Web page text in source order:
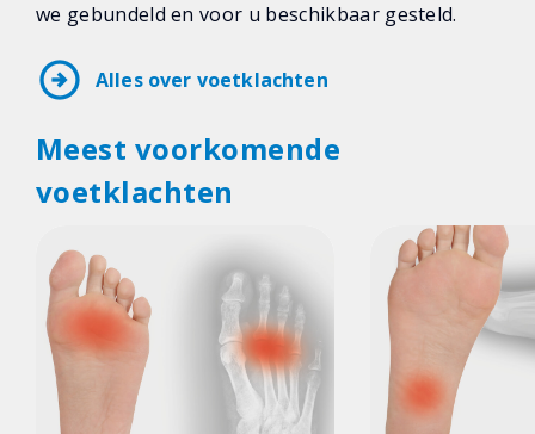
we gebundeld en voor u beschikbaar gesteld.
arrow_circle_right Alles over voetklachten
Meest voorkomende
voetklachten